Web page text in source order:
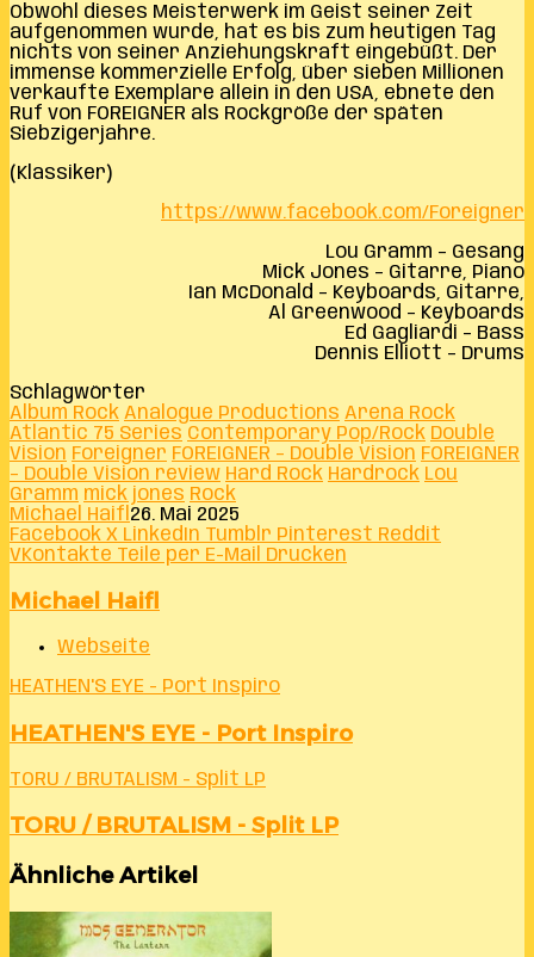
Obwohl dieses Meisterwerk im Geist seiner Zeit
aufgenommen wurde, hat es bis zum heutigen Tag
nichts von seiner Anziehungskraft eingebüßt. Der
immense kommerzielle Erfolg, über sieben Millionen
verkaufte Exemplare allein in den USA, ebnete den
Ruf von FOREIGNER als Rockgröße der späten
Siebzigerjahre.
(Klassiker)
https://www.facebook.com/Foreigner
Lou Gramm – Gesang
Mick Jones – Gitarre, Piano
Ian McDonald – Keyboards, Gitarre,
Al Greenwood – Keyboards
Ed Gagliardi – Bass
Dennis Elliott – Drums
Schlagwörter
Album Rock Analogue Productions Arena Rock
Atlantic 75 Series Contemporary Pop/Rock Double
Vision Foreigner FOREIGNER – Double Vision FOREIGNER
– Double Vision review Hard Rock Hardrock Lou
Gramm mick jones Rock
Michael Haifl 26. Mai 2025
Facebook X LinkedIn Tumblr Pinterest Reddit
VKontakte Teile per E-Mail Drucken
Michael Haifl
Webseite
HEATHEN'S EYE - Port Inspiro
HEATHEN'S EYE - Port Inspiro
TORU / BRUTALISM - Split LP
TORU / BRUTALISM - Split LP
Ähnliche Artikel